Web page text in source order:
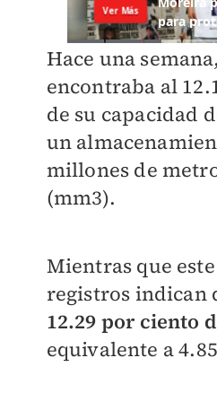
Hace una
encontraba al
de su capacidad
un
millones de
(mm3).
Mientras que
registros indican
12.29 por ciento
equivalente a